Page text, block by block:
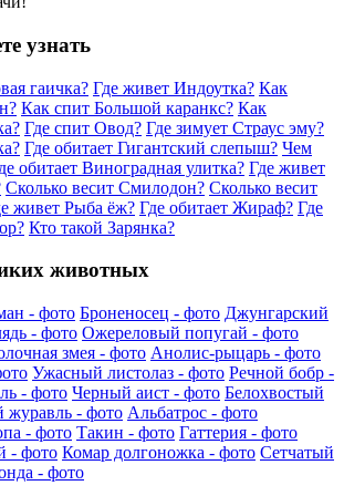
узнать
гаичка? Где живет Индоутка? Как
Как спит Большой каранкс? Как
Где спит Овод? Где зимует Страус эму?
Где обитает Гигантский слепыш? Чем
обитает Виноградная улитка? Где живет
Сколько весит Смилодон? Сколько весит
живет Рыба ёж? Где обитает Жираф? Где
Кто такой Зарянка?
животных
- фото Броненосец - фото Джунгарский
- фото Ожереловый попугай - фото
змея - фото Анолис-рыцарь - фото
Ужасный листолаз - фото Речной бобр -
- фото Черный аист - фото Белохвостый
журавль - фото Альбатрос - фото
- фото Такин - фото Гаттерия - фото
- фото Комар долгоножка - фото Сетчатый
- фото